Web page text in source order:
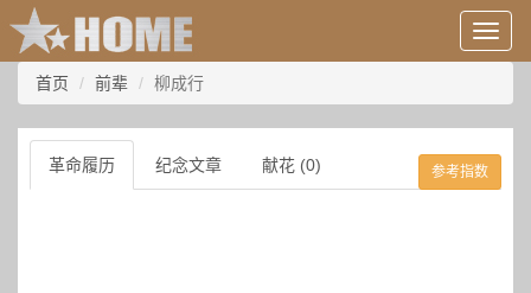
用
户
息/
登
录
等
首页 前辈 柳成行
革命履历 纪念文章 献花 (0) 参考指数